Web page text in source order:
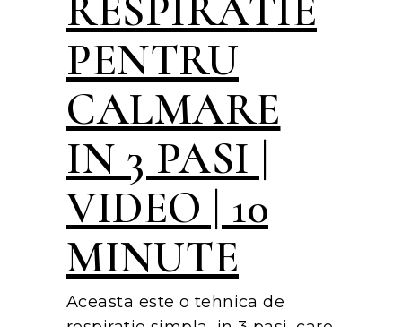
PENTRU
CALMARE
IN 3 PASI |
VIDEO | 10
MINUTE
Aceasta este o tehnica de